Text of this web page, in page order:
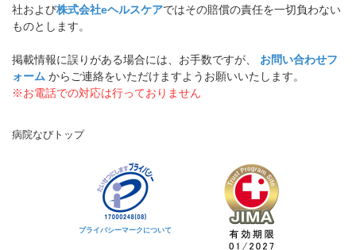
社および株式会社eヘルスケアではその賠償の責任を一切負わない
ものとします。
掲載情報に誤りがある場合には、お手数ですが、 お問い合わせフ
ォーム からご連絡をいただけますようお願いいたします。
※お電話での対応は行っておりません
病院なびトップ
プライバシーマークについて